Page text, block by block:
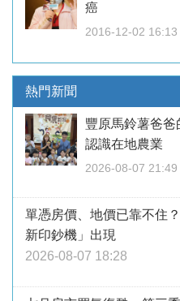
癌
2016-12-02 16:13
熱門新聞
豐原馬鈴薯爸
認識在地農業
2026-08-07 21:49
單憑房價、地價已靠不住
新印鈔機」出現
2026-08-07 18:28